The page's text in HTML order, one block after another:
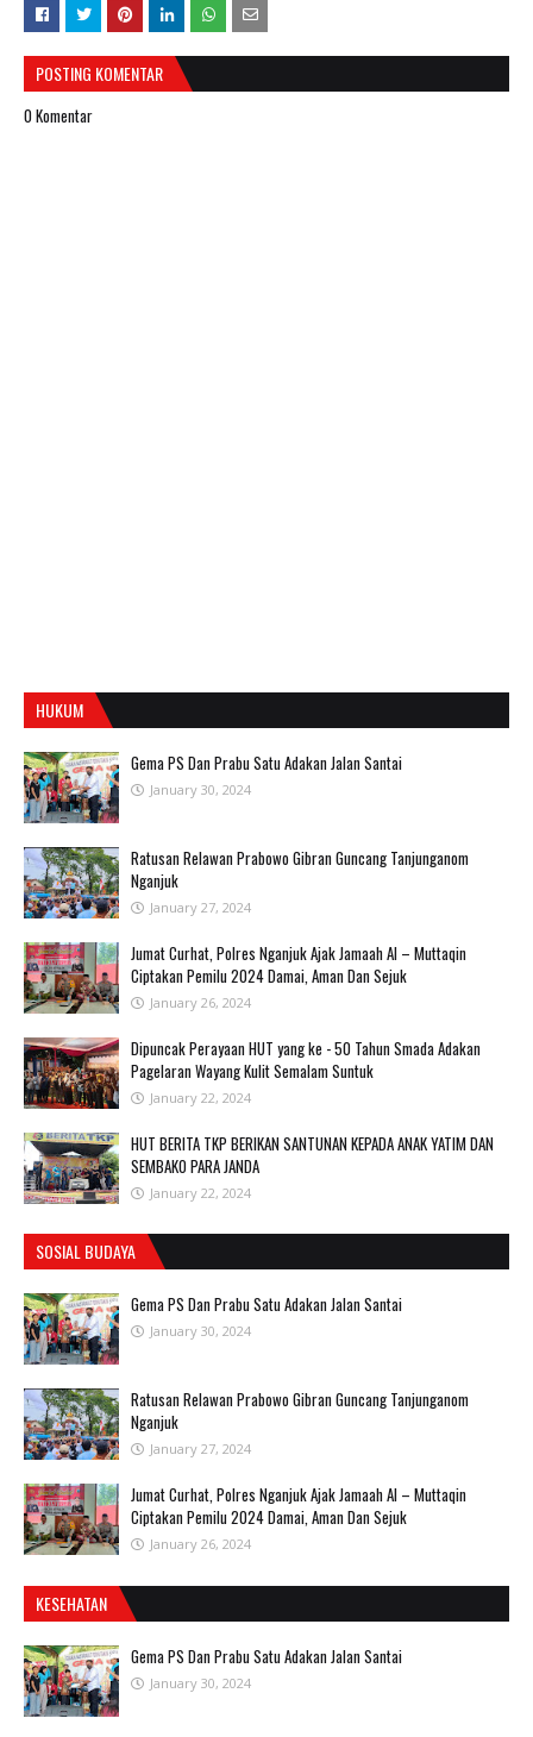
POSTING KOMENTAR
0 Komentar
HUKUM
Gema PS Dan Prabu Satu Adakan Jalan Santai
January 30, 2024
Ratusan Relawan Prabowo Gibran Guncang Tanjunganom
Nganjuk
January 27, 2024
Jumat Curhat, Polres Nganjuk Ajak Jamaah Al – Muttaqin
Ciptakan Pemilu 2024 Damai, Aman Dan Sejuk
January 26, 2024
Dipuncak Perayaan HUT yang ke - 50 Tahun Smada Adakan
Pagelaran Wayang Kulit Semalam Suntuk
January 22, 2024
HUT BERITA TKP BERIKAN SANTUNAN KEPADA ANAK YATIM DAN
SEMBAKO PARA JANDA
January 22, 2024
SOSIAL BUDAYA
Gema PS Dan Prabu Satu Adakan Jalan Santai
January 30, 2024
Ratusan Relawan Prabowo Gibran Guncang Tanjunganom
Nganjuk
January 27, 2024
Jumat Curhat, Polres Nganjuk Ajak Jamaah Al – Muttaqin
Ciptakan Pemilu 2024 Damai, Aman Dan Sejuk
January 26, 2024
KESEHATAN
Gema PS Dan Prabu Satu Adakan Jalan Santai
January 30, 2024